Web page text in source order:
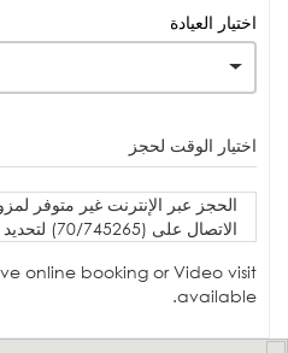
اختيار العيادة
اختيار الوقت لحجز
الحجز عبر الإنترنت غير متوفر
الاتصال على (70/745265) لتحديد موعد!
online booking or Video visit
available.